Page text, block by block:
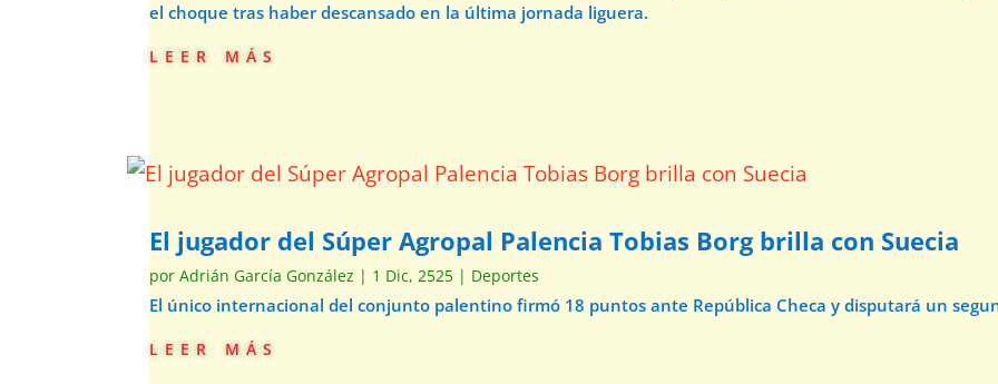
el choque tras haber descansado en la última jornada liguera.
leer más
El jugador del Súper Agropal Palencia Tobias Borg brilla con Suecia
porAdrián García González | 1 Dic, 2525 | Deportes
El único internacional del conjunto palentino firmó 18 puntos ante República Checa y disputará un
leer más